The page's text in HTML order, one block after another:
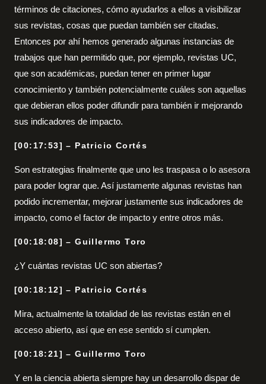
términos de citaciones, cómo ayudarlos a ellos a visibilizar
sus revistas, cosas que puedan también ser citadas.
Entonces por ahí hemos generado algunas instancias de
trabajos que han permitido que, por ejemplo, revistas UC,
que son académicas, puedan tener en primer lugar
conocimiento y también potencialmente cuáles son aquellas
que debieran ellos poder difundir para también ir mejorando
sus indicadores de impacto.
[00:17:53] – Patricio Cortés
Son estrategias finalmente que uno les traspasa o lo asesora
para poder lograr que. Así justamente algunas revistas han
podido incrementar, mejorar justamente sus indicadores de
impacto, como el factor de impacto y entre otros más.
[00:18:08] – Guillermo Toro
¿Y cuántas revistas UC son abiertas?
[00:18:12] – Patricio Cortés
Mira, actualmente la totalidad de las revistas están en el
acceso abierto, así que en ese sentido sí cumplen.
[00:18:21] – Guillermo Toro
Y en la ciencia abierta siempre hay un desarrollo dispar de